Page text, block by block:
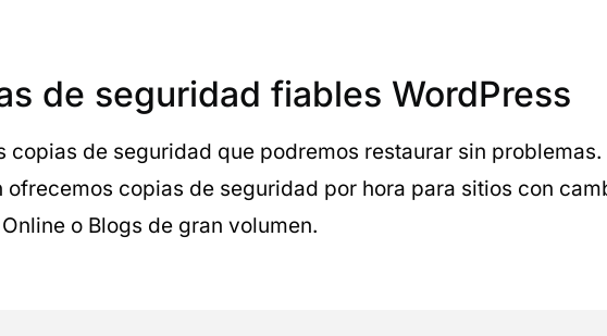
de seguridad fiables WordPress
copias de seguridad que podremos restaurar sin problemas.
ofrecemos copias de seguridad por hora para sitios con
o Blogs de gran volumen.